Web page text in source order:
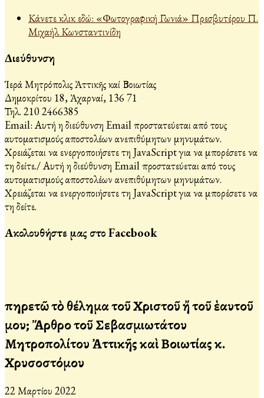
Κάνετε κλικ εδώ: «Φωτογραφική Γωνιά» Πρεσβυτέρου Π.
Μιχαήλ Κωνσταντινίδη
Διεύθυνση
Ἱερά Μητρόπολις Ἀττικῆς καί Βοιωτίας
Δημοκρίτου 18, Ἀχαρναί, 136 71
Τηλ. 210 2466385
Email: Αυτή η διεύθυνση Email προστατεύεται από τους
αυτοματισμούς αποστολέων ανεπιθύμητων μηνυμάτων.
Χρειάζεται να ενεργοποιήσετε τη JavaScript για να μπορέσετε να
τη δείτε./Αυτή η διεύθυνση Email προστατεύεται από τους
αυτοματισμούς αποστολέων ανεπιθύμητων μηνυμάτων.
Χρειάζεται να ενεργοποιήσετε τη JavaScript για να μπορέσετε να
τη δείτε.
Ακολουθήστε μας στο Facebook
Ὑπηρετῶ τὸ θέλημα τοῦ Χριστοῦ ἤ τοῦ ἑαυτοῦ
μου; Ἄρθρο τοῦ Σεβασμιωτάτου
Μητροπολίτου Ἀττικῆς καὶ Βοιωτίας κ.
Χρυσοστόμου
22 Μαρτίου 2022